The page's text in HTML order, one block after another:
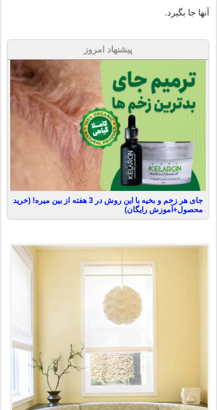
آنها جا بگیرد.
پیشنهاد امروز
جای هر زخم و بخیه با این روش در 3 هفته از بین میره! (خرید
محصول+آموزش رایگان)